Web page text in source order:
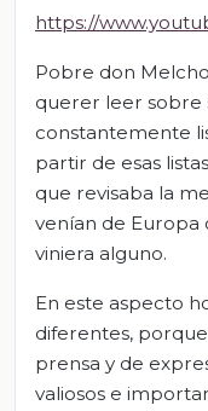
https://
Pobre don
querer leer sobre
constantemente
partir de esas
que revisaba la
venían de Europa
viniera alguno.
En este aspecto
diferentes,
prensa y de
valiosos e